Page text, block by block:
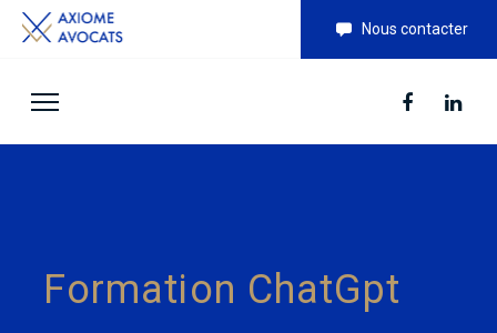
Nous contacter
Formation ChatGpt